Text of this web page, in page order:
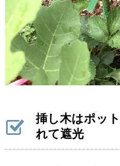
挿し木はポッ
れて遮光